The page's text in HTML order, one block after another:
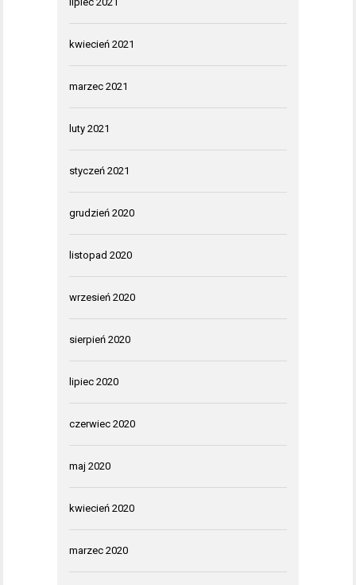
kwiecień 2021
marzec 2021
luty 2021
styczeń 2021
grudzień 2020
listopad 2020
wrzesień 2020
sierpień 2020
lipiec 2020
czerwiec 2020
maj 2020
kwiecień 2020
marzec 2020